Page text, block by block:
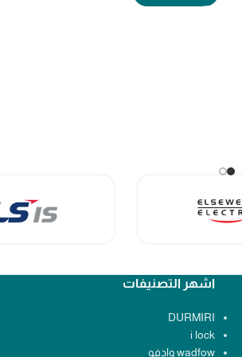
اشهر التصنيفات
DURMIRI
i lock
wadfow وادفو